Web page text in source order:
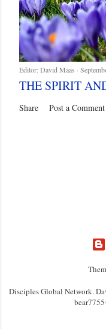
Editor: David Maas
THE SPIRIT
Share Post a Comment
Disciples Global Network.